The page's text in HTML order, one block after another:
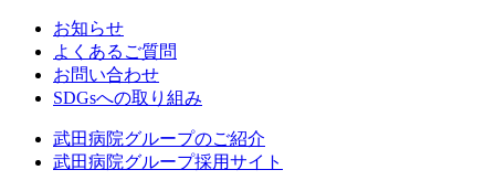
お知らせ
よくあるご質問
お問い合わせ
SDGsへの取り組み
武田病院グループのご紹介
武田病院グループ採用サイト